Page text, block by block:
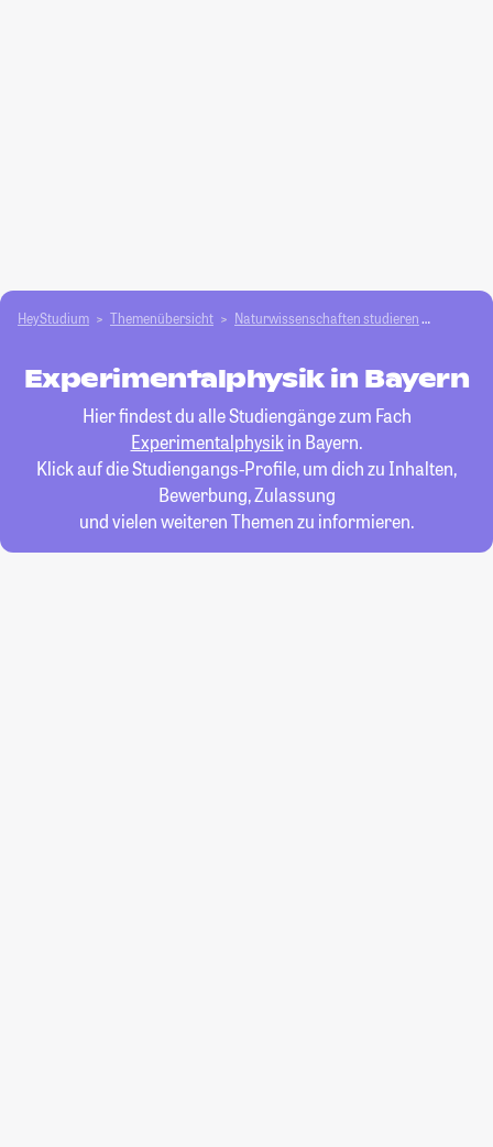
HeyStudium Themenübersicht Natur­wissenschaften studieren
Experimentalphysik in Bayern
Hier findest du alle Studiengänge zum Fach
Experimentalphysikin Bayern.
Klick auf die Studiengangs-Profile, um dich zu Inhalten,
Bewerbung, Zulassung
und vielen weiteren Themen zu informieren.